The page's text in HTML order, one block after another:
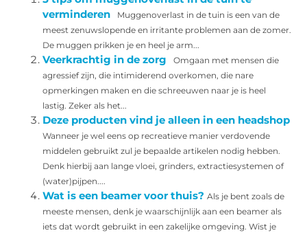
verminderen
Muggenoverlast in de tuin is een van de
meest zenuwslopende en irritante problemen aan de zomer.
De muggen prikken je en heel je arm...
Veerkrachtig in de zorg
Omgaan met mensen die
agressief zijn, die intimiderend overkomen, die nare
opmerkingen maken en die schreeuwen naar je is heel
lastig. Zeker als het...
Deze producten vind je alleen in een headshop
Wanneer je wel eens op recreatieve manier verdovende
middelen gebruikt zul je bepaalde artikelen nodig hebben.
Denk hierbij aan lange vloei, grinders, extractiesystemen of
(water)pijpen....
Wat is een beamer voor thuis? Als je bent zoals de
meeste mensen, denk je waarschijnlijk aan een beamer als
iets dat wordt gebruikt in een zakelijke omgeving. Wist je